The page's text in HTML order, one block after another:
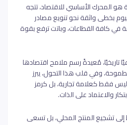
هو المحرك الأساسي للاقتصاد، تتجه
بخطى واثقة نحو تنويع مصادر
في كافة القطاعات، وباتت ترفع بقوة
تاريخيًا، مُعيدةً رسم ملامح اقتصادها
وفي قلب هذا التحول، يبرز
ليس فقط كعلامة تجارية، بل كرمز
والاعتماد على الذات.
تشجيع المنتج المحلي، بل تسعى